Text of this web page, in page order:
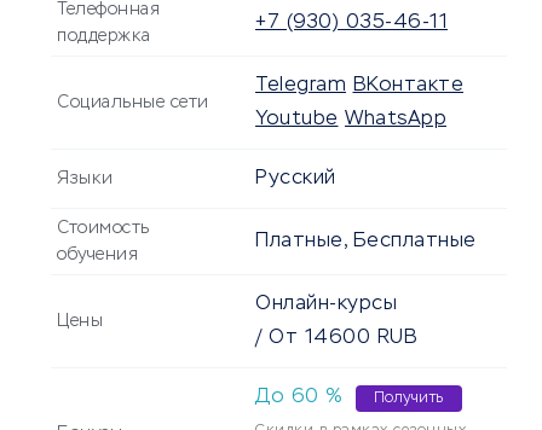
Телефонная
поддержка
+7 (930) 035-46-11
Социальные сети
Telegram ВКонтакте
Youtube WhatsApp
Языки Русский
Стоимость
обучения
Платные, Бесплатные
Цены
Онлайн-курсы
/ От 14600 RUB
До 60 % Получить